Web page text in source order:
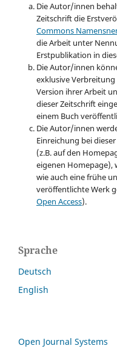
Die Autor/innen
Zeitschrift die
Commons
die Arbeit unter
Erstpublikation in
Die Autor/innen
exklusive
Version ihrer Arbeit
dieser Zeitschrift
einem Buch
Die Autor/innen
Einreichung bei
(z.B. auf den
eigenen Homepage),
wie auch eine frühe
veröffentlichte Werk
Open Access).
Sprache
Deutsch
English
Open Journal Systems